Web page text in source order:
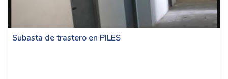
Subasta de trastero en PILES